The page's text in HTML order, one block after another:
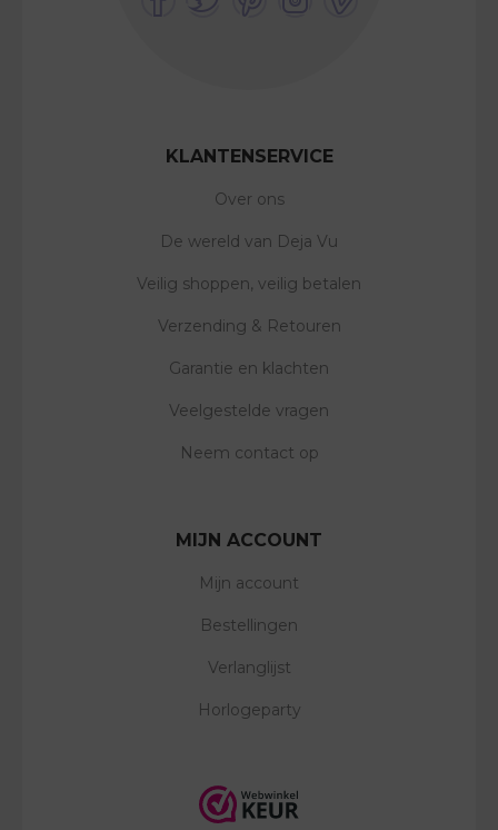
KLANTENSERVICE
Over ons
De wereld van Deja Vu
Veilig shoppen, veilig betalen
Verzending & Retouren
Garantie en klachten
Veelgestelde vragen
Neem contact op
MIJN ACCOUNT
Mijn account
Bestellingen
Verlanglijst
Horlogeparty